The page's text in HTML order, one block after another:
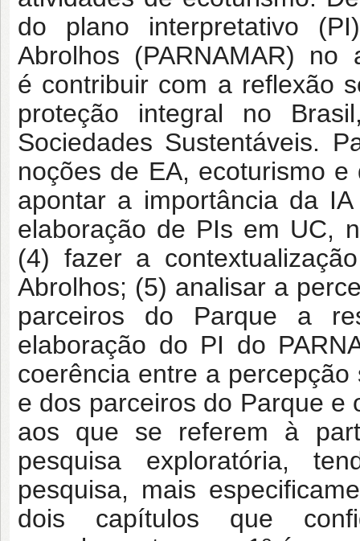
do plano interpretativo
Abrolhos (PARNAMAR)
é contribuir com a reflexão
proteção integral no
Sociedades Sustentáveis.
noções de EA, ecoturismo
apontar a importância da
elaboração de PIs em UC,
(4) fazer a
Abrolhos; (5) analisar a
parceiros do Parque a
elaboração do PI do
coerência entre a
e dos parceiros do Parque e
aos que se referem à
pesquisa exploratória,
pesquisa, mais
dois capítulos que